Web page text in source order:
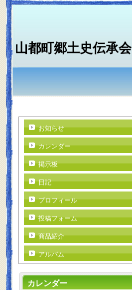
山都町郷土史伝承会
お知らせ
カレンダー
掲示板
日記
プロフィール
投稿フォーム
商品紹介
アルバム
カレンダー